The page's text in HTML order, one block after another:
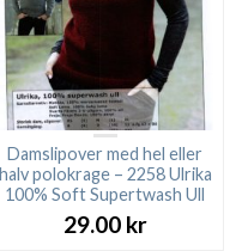
Damslipover med hel eller
halv polokrage – 2258 Ulrika
100% Soft Supertwash Ull
29.00 kr